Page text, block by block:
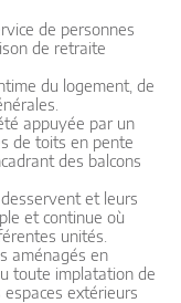
de personnes
de retraite
du logement, de
appuyée par un
de toits en pente
des balcons
et leurs
et continue où
unités.
aménagés en
toute implatation de
extérieurs